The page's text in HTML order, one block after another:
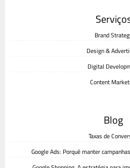
Brand
Design &
Digital
Content
Blog
Taxas de
Google Ads: Porquê manter